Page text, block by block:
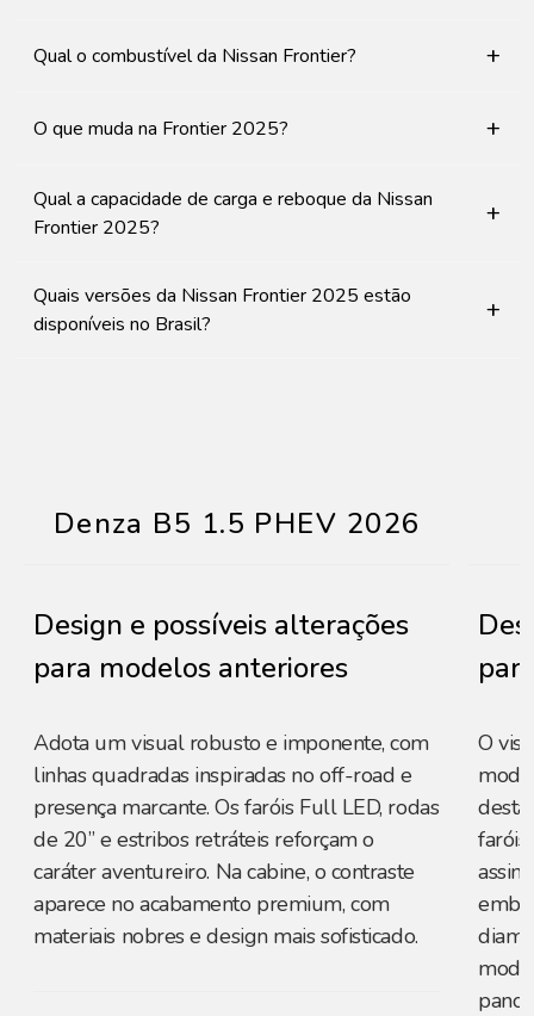
Qual o combustível da Nissan Frontier? +
O que muda na Frontier 2025? +
Qual a capacidade de carga e reboque da Nissan
Frontier 2025?
+
Quais versões da Nissan Frontier 2025 estão
disponíveis no Brasil?
+
Denza B5 1.5 PHEV 2026
Design e possíveis alterações
para modelos anteriores
Adota um visual robusto e imponente, com
linhas quadradas inspiradas no off-road e
presença marcante. Os faróis Full LED, rodas
de 20” e estribos retráteis reforçam o
caráter aventureiro. Na cabine, o contraste
aparece no acabamento premium, com
materiais nobres e design mais sofisticado.
O
faróis